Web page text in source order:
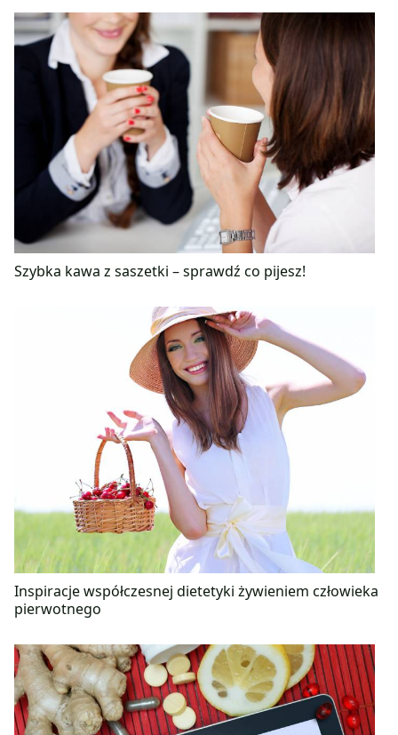
Szybka kawa z saszetki – sprawdź co pijesz!
Inspiracje współczesnej dietetyki żywieniem człowieka
pierwotnego